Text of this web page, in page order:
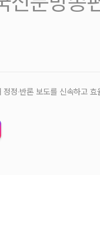
정‧반론 보도를 신속하고